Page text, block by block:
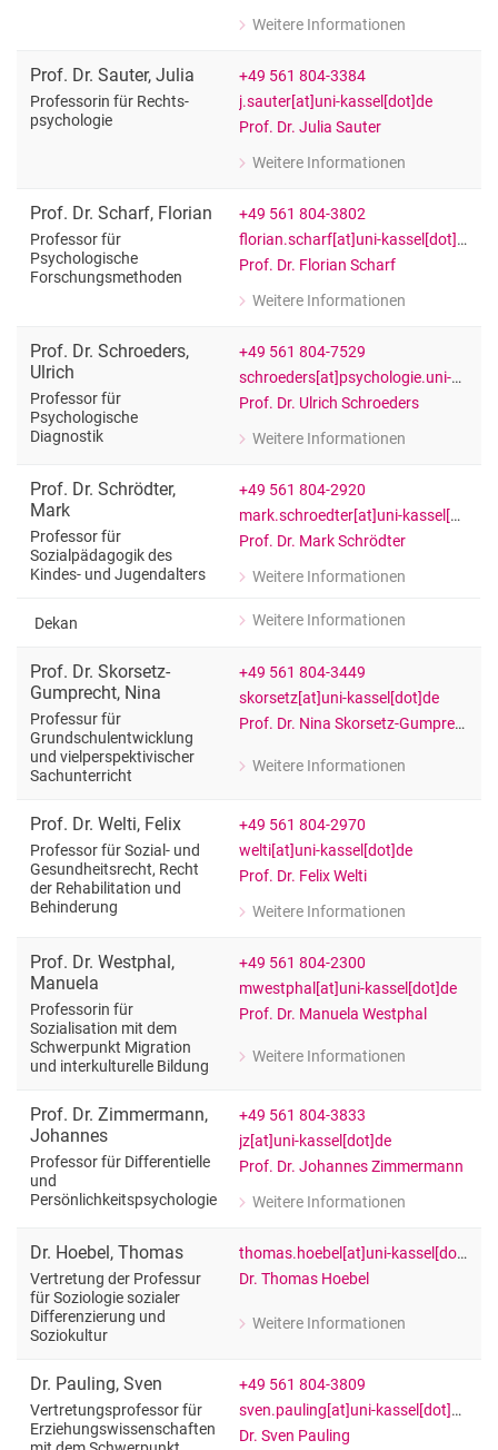
Weitere Informationen
zu Prof. Dr. Ralf Rummer
Prof. Dr. Sauter, Julia
Professorin für Rechts­
psy­cho­lo­gie
+49 561 804-3384
j.sauter[at]uni-kassel[dot]de
Prof. Dr. Julia Sauter
Weitere Informationen
zu Prof. Dr. Julia Sauter
Prof. Dr. Scharf, Florian
Professor für
Psychologische
Forschungsmethoden
+49 561 804-3802
florian.scharf[at]uni-kassel[dot]de
Prof. Dr. Florian Scharf
Weitere Informationen
zu Prof. Dr. Florian Scharf
Prof. Dr. Schroeders,
Ulrich
Professor für
Psychologische
Diagnostik
+49 561 804-7529
schroeders[at]psychologie.uni-kassel[dot]de
Prof. Dr. Ulrich Schroeders
Weitere Informationen
zu Prof. Dr. Ulrich Schroeders
Prof. Dr. Schrödter,
Mark
Professor für
Sozialpädagogik des
Kindes- und Jugendalters
+49 561 804-2920
mark.schroedter[at]uni-kassel[dot]de
Prof. Dr. Mark Schrödter
Weitere Informationen
zu Prof. Dr. Mark Schrödter
Professor für Sozialpädagogik des
Dekan Weitere Informationen
zu Prof. Dr. Mark Schrödter
Prof. Dr. Skorsetz-
Gumprecht, Nina
Professur für
Grundschulentwicklung
und vielperspektivischer
Sachunterricht
+49 561 804-3449
skorsetz[at]uni-kassel[dot]de
Prof. Dr. Nina Skorsetz-Gumprecht
Weitere Informationen
zu Prof. Dr. Nina Skorsetz-Gumprecht
Prof. Dr. Welti, Felix
Professor für Sozial- und
Gesundheitsrecht, Recht
der Rehabilitation und
Behinderung
+49 561 804-2970
welti[at]uni-kassel[dot]de
Prof. Dr. Felix Welti
Weitere Informationen
zu Prof. Dr. Felix Welti
Prof. Dr. Westphal,
Manuela
Professorin für
Sozialisation mit dem
Schwerpunkt Migration
und interkulturelle Bildung
+49 561 804-2300
mwestphal[at]uni-kassel[dot]de
Prof. Dr. Manuela Westphal
Weitere Informationen
zu Prof. Dr. Manuela Westphal
Prof. Dr. Zimmermann,
Johannes
Professor für Differentielle
und
Persönlichkeitspsychologie
+49 561 804-3833
jz[at]uni-kassel[dot]de
Prof. Dr. Johannes Zimmermann
Weitere Informationen
zu Prof. Dr. Johannes Zimmermann
Dr. Hoebel, Thomas
Vertretung der Professur
für Soziologie sozialer
Differenzierung und
Soziokultur
thomas.hoebel[at]uni-kassel[dot]de
Dr. Thomas Hoebel
Weitere Informationen
zu Dr. Thomas Hoebel
Dr. Pauling, Sven
Vertretungsprofessor für
Erziehungswissenschaften
+49 561 804-3809
sven.pauling[at]uni-kassel[dot]de
Dr. Sven Pauling